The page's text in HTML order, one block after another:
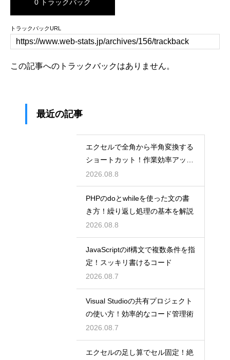
0 トラックバック
トラックバックURL
この記事へのトラックバックはありません。
最近の記事
エクセルで全角から半角変換する
ショートカット！作業効率アップ
術
2026.08.8
PHPのdoとwhileを使った文の書
き方！繰り返し処理の基本を解説
2026.08.8
JavaScriptのif構文で複数条件を指
定！スッキリ書けるコード
2026.08.7
Visual Studioの共有プロジェクト
の使い方！効率的なコード管理術
2026.08.7
エクセルの足し算でセル固定！絶